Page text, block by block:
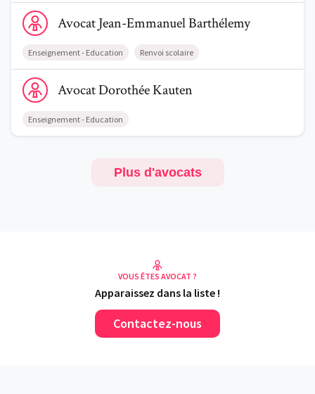
Voir le profil de AvocatJean-Emmanuel Barthélemy
AvocatJean-EmmanuelBarthélemy
Enseignement - Education Renvoi scolaire
Voir le profil de AvocatDorothée Kauten
AvocatDorothéeKauten
Enseignement - Education
Plus d'avocats
VOUS ÊTES AVOCAT ?
Apparaissez dans la liste !
Contactez-nous